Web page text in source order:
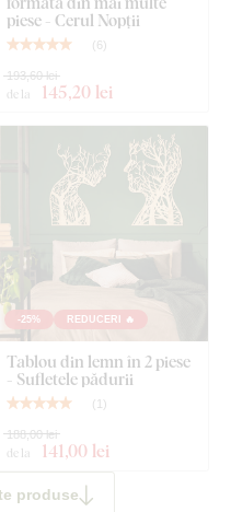
piese - Cerul Nopții
( 6 )
de la 145,20 lei
193,60 lei
-25% REDUCERI 🔥
Tablou din lemn în 2 piese
- Sufletele pădurii
( 1 )
de la 141,00 lei
188,00 lei
produse